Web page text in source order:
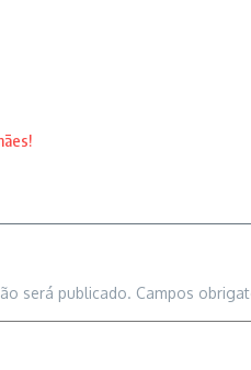
será publicado. Campos